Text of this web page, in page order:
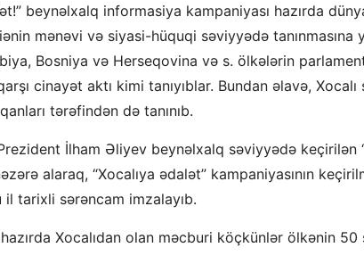
beynəlxalq informasiya kampaniyası hazırda
mənəvi və siyasi-hüquqi səviyyədə tanınmasına
Bosniya və Herseqovina və s. ölkələrin
cinayət aktı kimi tanıyıblar. Bundan əlavə, Xocalı
tərəfindən də tanınıb.
İlham Əliyev beynəlxalq səviyyədə keçirilən
alaraq, “Xocalıya ədalət” kampaniyasının
tarixli sərəncam imzalayıb.
Xocalıdan olan məcburi köçkünlər ölkənin